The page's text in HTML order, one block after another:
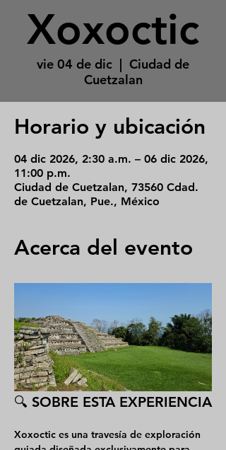
Xoxoctic
vie 04 de dic
  |
Ciudad de
Cuetzalan
Horario y ubicación
04 dic 2026, 2:30 a.m. – 06 dic 2026,
11:00 p.m.
Ciudad de Cuetzalan, 73560 Cdad.
de Cuetzalan, Pue., México
Acerca del evento
🔍 SOBRE ESTA EXPERIENCIA
Xoxoctic es una travesía de exploración